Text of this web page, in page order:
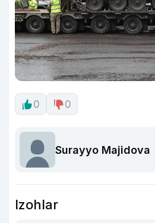
0 0
Surayyo Majidova
Izohlar